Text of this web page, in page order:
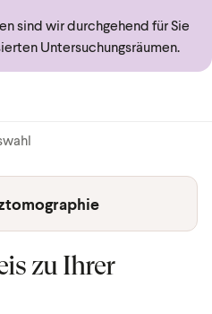
sind wir durchgehend für Sie
Untersuchungsräumen.
zu Ihrer